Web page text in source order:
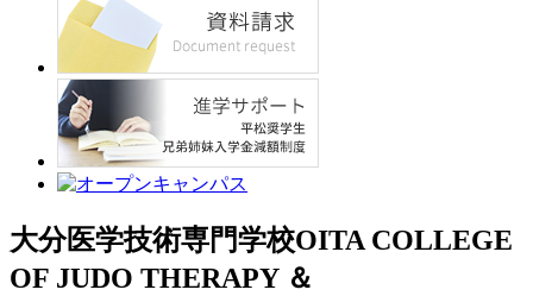
大分医学技術専門学校OITA COLLEGE
OF JUDO THERAPY ＆